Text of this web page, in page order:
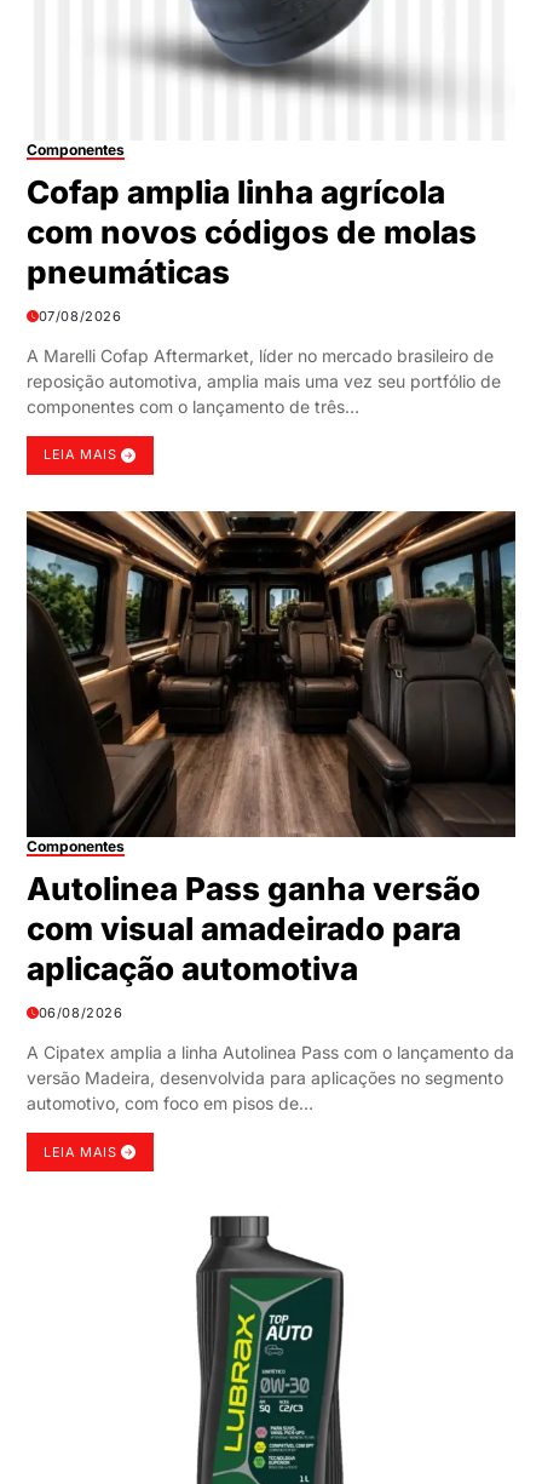
Componentes
Cofap amplia linha agrícola
com novos códigos de molas
pneumáticas
07/08/2026
A Marelli Cofap Aftermarket, líder no mercado brasileiro de
reposição automotiva, amplia mais uma vez seu portfólio de
componentes com o lançamento de três…
LEIA MAIS
Componentes
Autolinea Pass ganha versão
com visual amadeirado para
aplicação automotiva
06/08/2026
A Cipatex amplia a linha Autolinea Pass com o lançamento da
versão Madeira, desenvolvida para aplicações no segmento
automotivo, com foco em pisos de…
LEIA MAIS